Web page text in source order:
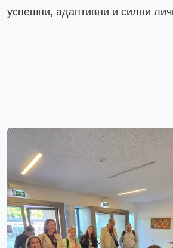
успешни, адаптивни и силни